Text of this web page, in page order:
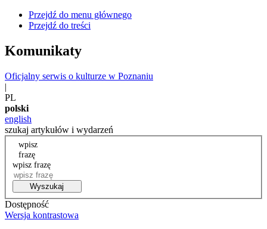
Przejdź do menu głównego
Przejdź do treści
Komunikaty
Oficjalny serwis o kulturze w Poznaniu
|
PL
polski
english
szukaj artykułów i wydarzeń
wpisz
frazę
wpisz frazę
Wyszukaj
Dostępność
Wersja kontrastowa